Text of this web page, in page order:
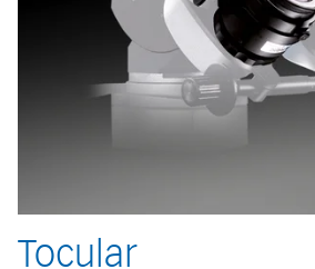
Tocular